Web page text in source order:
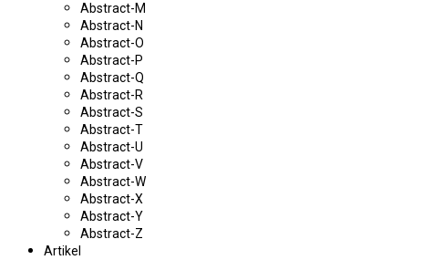
Abstract-M
Abstract-N
Abstract-O
Abstract-P
Abstract-Q
Abstract-R
Abstract-S
Abstract-T
Abstract-U
Abstract-V
Abstract-W
Abstract-X
Abstract-Y
Abstract-Z
Artikel